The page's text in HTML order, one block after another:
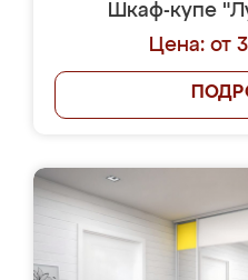
Шкаф-купе
Цена: от